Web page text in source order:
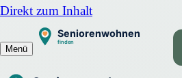
Direkt zum Inhalt
Menü